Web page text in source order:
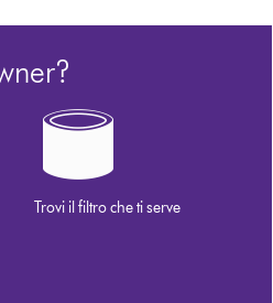
Trovi il filtro che ti serve